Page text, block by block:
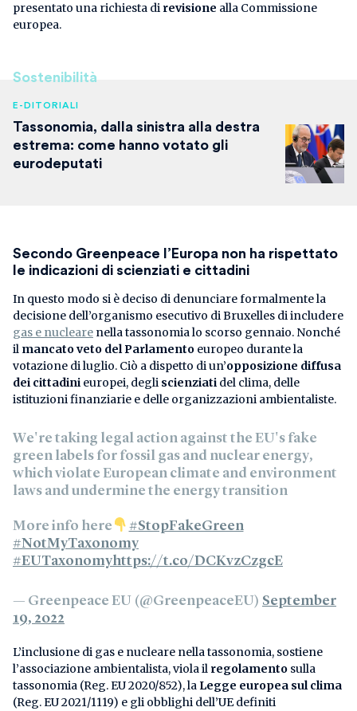
presentato una richiesta di revisione alla Commissione
europea.
Sostenibilità
E-DITORIALI
Tassonomia, dalla sinistra alla destra
estrema: come hanno votato gli
eurodeputati
Secondo Greenpeace l’Europa non ha rispettato
le indicazioni di scienziati e cittadini
In questo modo si è deciso di denunciare formalmente la
decisione dell’organismo esecutivo di Bruxelles di includere
gas e nucleare nella tassonomia lo scorso gennaio. Nonché
il mancato veto del Parlamento europeo durante la
votazione di luglio. Ciò a dispetto di un’opposizione diffusa
dei cittadini europei, degli scienziati del clima, delle
istituzioni finanziarie e delle organizzazioni ambientaliste.
We're taking legal action against the EU's fake
green labels for fossil gas and nuclear energy,
which violate European climate and environment
laws and undermine the energy transition
More info here
#StopFakeGreen
#NotMyTaxonomy
#EUTaxonomyhttps://t.co/DCKvzCzgcE
— Greenpeace EU (@GreenpeaceEU) September
19, 2022
L’inclusione di gas e nucleare nella tassonomia, sostiene
l’associazione ambientalista, viola il regolamento sulla
tassonomia (Reg. EU 2020/852), la Legge europea sul clima
(Reg. EU 2021/1119) e gli obblighi dell’UE definiti